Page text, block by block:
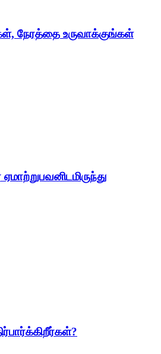
நேரத்தை உருவாக்குங்கள்